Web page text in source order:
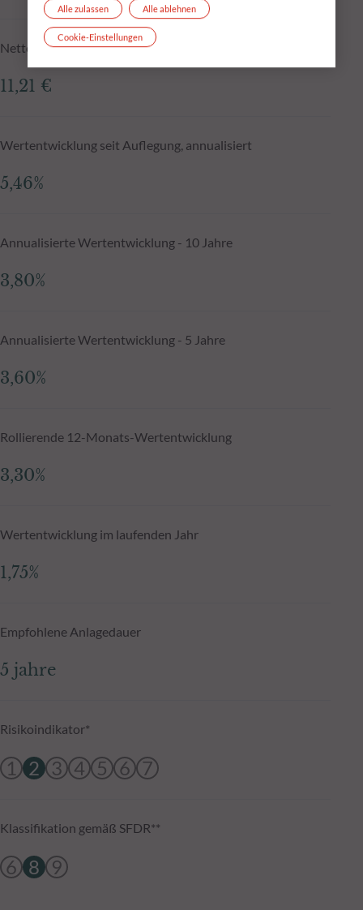
Nettoinventarwert N-1
11,21 €
Wertentwicklung seit Auflegung, annualisiert
5,46%
Annualisierte Wertentwicklung - 10 Jahre
3,80%
Annualisierte Wertentwicklung - 5 Jahre
3,60%
Rollierende 12-Monats-Wertentwicklung
3,30%
Wertentwicklung im laufenden Jahr
1,75%
Empfohlene Anlagedauer
5 jahre
Risikoindikator*
1 2 3 4 5 6 7
Klassifikation gemäß SFDR**
6 8 9
Alle ablehnen
Alle zulassen
Cookie-Einstellungen